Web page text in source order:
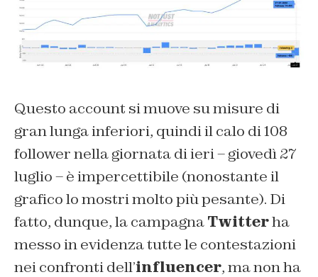
Questo account si muove su misure di
gran lunga inferiori, quindi il calo di 108
follower nella giornata di ieri – giovedì 27
luglio – è impercettibile (nonostante il
grafico lo mostri molto più pesante). Di
fatto, dunque, la campagnaTwitterha
messo in evidenza tutte le contestazioni
nei confronti dell’influencer, ma non ha